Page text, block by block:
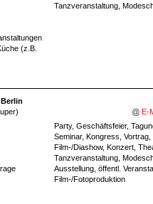
(z.B.
Tanzveranstaltung,
E-
Party, Geschäftsfeier,
Seminar, Kongress, Vortrag,
Film-/Diashow, Konzert,
Tanzveranstaltung,
Ausstellung, öffentl.
Film-/Fotoproduktion